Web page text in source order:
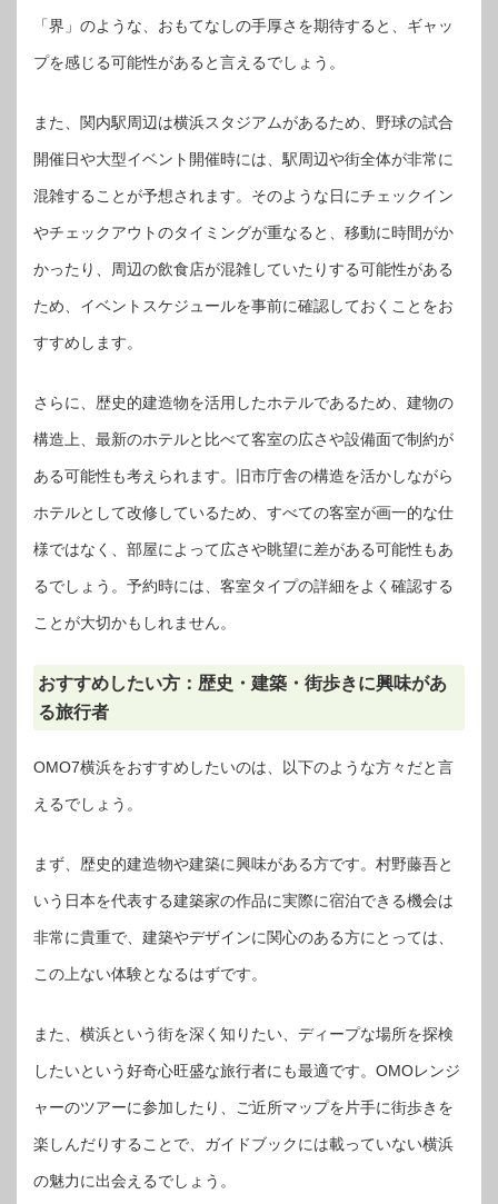
「界」のような、おもてなしの手厚さを期待すると、ギャッ
プを感じる可能性があると言えるでしょう。
また、関内駅周辺は横浜スタジアムがあるため、野球の試合
開催日や大型イベント開催時には、駅周辺や街全体が非常に
混雑することが予想されます。そのような日にチェックイン
やチェックアウトのタイミングが重なると、移動に時間がか
かったり、周辺の飲食店が混雑していたりする可能性がある
ため、イベントスケジュールを事前に確認しておくことをお
すすめします。
さらに、歴史的建造物を活用したホテルであるため、建物の
構造上、最新のホテルと比べて客室の広さや設備面で制約が
ある可能性も考えられます。旧市庁舎の構造を活かしながら
ホテルとして改修しているため、すべての客室が画一的な仕
様ではなく、部屋によって広さや眺望に差がある可能性もあ
るでしょう。予約時には、客室タイプの詳細をよく確認する
ことが大切かもしれません。
おすすめしたい方：歴史・建築・街歩きに興味があ
る旅行者
OMO7横浜をおすすめしたいのは、以下のような方々だと言
えるでしょう。
まず、歴史的建造物や建築に興味がある方です。村野藤吾と
いう日本を代表する建築家の作品に実際に宿泊できる機会は
非常に貴重で、建築やデザインに関心のある方にとっては、
この上ない体験となるはずです。
また、横浜という街を深く知りたい、ディープな場所を探検
したいという好奇心旺盛な旅行者にも最適です。OMOレンジ
ャーのツアーに参加したり、ご近所マップを片手に街歩きを
楽しんだりすることで、ガイドブックには載っていない横浜
の魅力に出会えるでしょう。